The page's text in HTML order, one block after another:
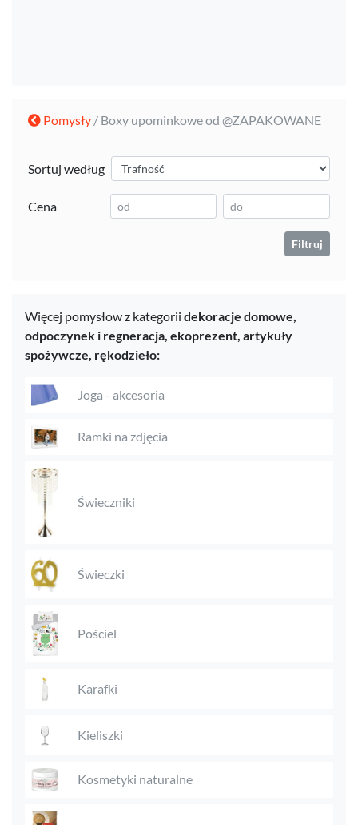
Pomysły / Boxy upominkowe od @ZAPAKOWANE
Sortuj według
Cena
Filtruj
Więcej pomysłow z kategorii dekoracje domowe,
odpoczynek i regneracja, ekoprezent, artykuły
spożywcze, rękodzieło:
Joga - akcesoria
Ramki na zdjęcia
Świeczniki
Świeczki
Pościel
Karafki
Kieliszki
Kosmetyki naturalne